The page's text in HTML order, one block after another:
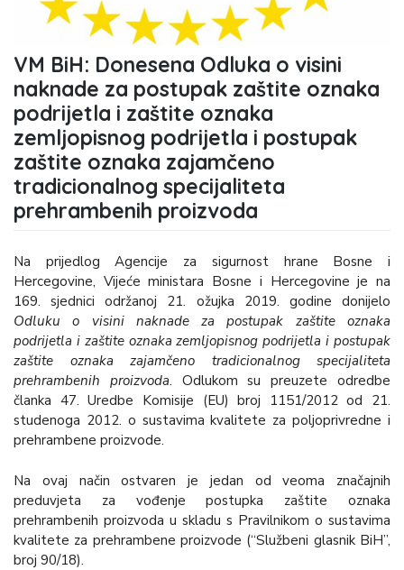
VM BiH: Donesena Odluka o visini
naknade za postupak zaštite oznaka
podrijetla i zaštite oznaka
zemljopisnog podrijetla i postupak
zaštite oznaka zajamčeno
tradicionalnog specijaliteta
prehrambenih proizvoda
Na prijedlog Agencije za sigurnost hrane Bosne i
Hercegovine, Vijeće ministara Bosne i Hercegovine je na
169. sjednici održanoj 21. ožujka 2019. godine donijelo
Odluku o visini naknade za postupak zaštite oznaka
podrijetla i zaštite oznaka zemljopisnog podrijetla i postupak
zaštite oznaka zajamčeno tradicionalnog specijaliteta
prehrambenih proizvoda. Odlukom su preuzete odredbe
članka 47. Uredbe Komisije (EU) broj 1151/2012 od 21.
studenoga 2012. o sustavima kvalitete za poljoprivredne i
prehrambene proizvode.
Na ovaj način ostvaren je jedan od veoma značajnih
preduvjeta za vođenje postupka zaštite oznaka
prehrambenih proizvoda u skladu s Pravilnikom o sustavima
kvalitete za prehrambene proizvode (“Službeni glasnik BiH”,
broj 90/18).